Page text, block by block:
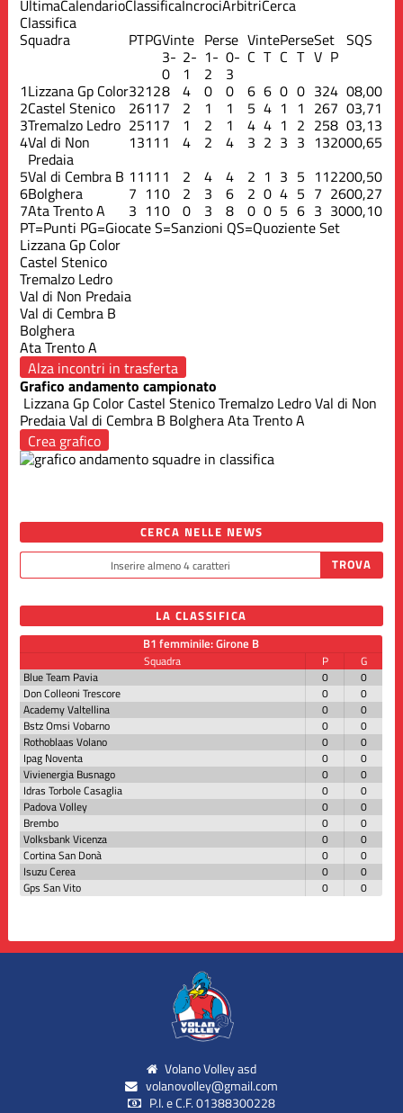
UltimaCalendarioClassificaIncrociArbitriCerca
Classifica
Squadra PTPGVinte Perse VintePerseSet SQS
3-
0
2-
1
1-
2
0-
3
C T C T V P
1Lizzana Gp Color32128 4 0 0 6 6 0 0 324 08,00
2Castel Stenico 26117 2 1 1 5 4 1 1 267 03,71
3Tremalzo Ledro 25117 1 2 1 4 4 1 2 258 03,13
4Val di Non
Predaia
1311 1 4 2 4 3 2 3 3 132000,65
5Val di Cembra B 1111 1 2 4 4 2 1 3 5 112200,50
6Bolghera 7 110 2 3 6 2 0 4 5 7 2600,27
7Ata Trento A 3 110 0 3 8 0 0 5 6 3 3000,10
PT=Punti PG=GiocateS=Sanzioni QS=Quoziente Set
Lizzana Gp Color
Castel Stenico
Tremalzo Ledro
Val di Non Predaia
Val di Cembra B
Bolghera
Ata Trento A
Alza incontri in trasferta
Grafico andamento campionato
Lizzana Gp Color Castel StenicoTremalzo LedroVal di Non
PredaiaVal di Cembra B BolgheraAta Trento A
Crea grafico
CERCA NELLE NEWS
LA CLASSIFICA
B1 femminile: Girone B
Squadra P
G
Blue Team Pavia
0
0
Don Colleoni Trescore
0
0
Academy Valtellina
0
0
Bstz Omsi Vobarno
0
0
Rothoblaas Volano
0
0
Ipag Noventa
0
0
Vivienergia Busnago
0
0
Idras Torbole Casaglia
0
0
Padova Volley
0
0
Brembo
0
0
Volksbank Vicenza
0
0
Cortina San Donà
0
0
Isuzu Cerea
0
0
Gps San Vito
0 0
Volano Volley asd
volanovolley@gmail.com
P.I. e C.F. 01388300228